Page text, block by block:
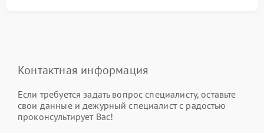
Контактная информация
Если требуется задать вопрос специалисту, оставьте
свои данные и дежурный специалист с радостью
проконсультирует Вас!